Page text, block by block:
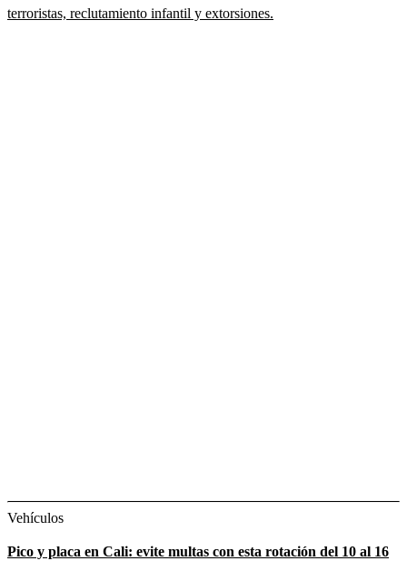
terroristas, reclutamiento infantil y extorsiones.
Vehículos
Pico y placa en Cali: evite multas con esta rotación del 10 al 16